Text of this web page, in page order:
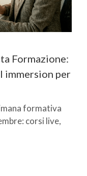
Formazione:
immersion per
formativa
corsi live,